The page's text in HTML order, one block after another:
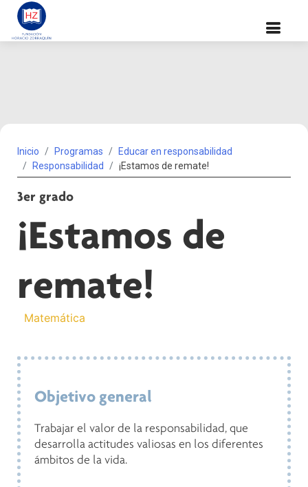
Inicio Programas
Educar en responsabilidad
Responsabilidad
¡Estamos de remate!
3er grado
¡Estamos de
remate!
Matemática
Objetivo general
Trabajar el valor de la responsabilidad, que
desarrolla actitudes valiosas en los diferentes
ámbitos de la vida.